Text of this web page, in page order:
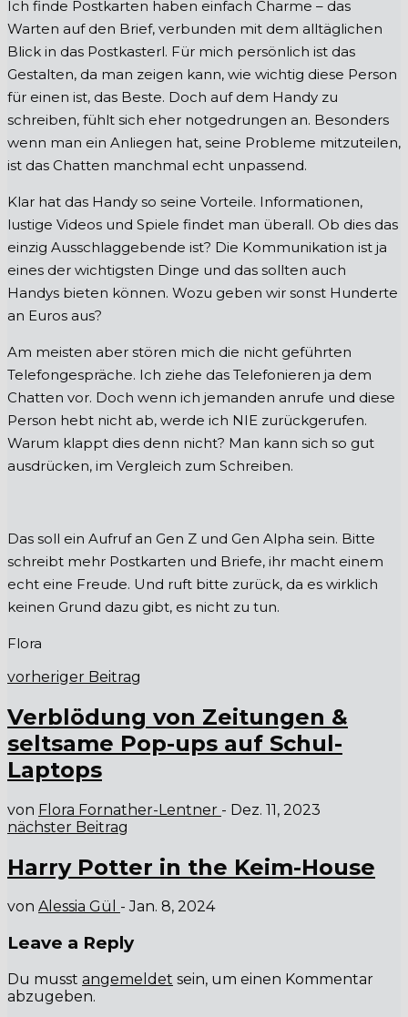
Ich finde Postkarten haben einfach Charme – das
Warten auf den Brief, verbunden mit dem alltäglichen
Blick in das Postkasterl. Für mich persönlich ist das
Gestalten, da man zeigen kann, wie wichtig diese Person
für einen ist, das Beste. Doch auf dem Handy zu
schreiben, fühlt sich eher notgedrungen an. Besonders
wenn man ein Anliegen hat, seine Probleme mitzuteilen,
ist das Chatten manchmal echt unpassend.
Klar hat das Handy so seine Vorteile. Informationen,
lustige Videos und Spiele findet man überall. Ob dies das
einzig Ausschlaggebende ist? Die Kommunikation ist ja
eines der wichtigsten Dinge und das sollten auch
Handys bieten können. Wozu geben wir sonst Hunderte
an Euros aus?
Am meisten aber stören mich die nicht geführten
Telefongespräche. Ich ziehe das Telefonieren ja dem
Chatten vor. Doch wenn ich jemanden anrufe und diese
Person hebt nicht ab, werde ich NIE zurückgerufen.
Warum klappt dies denn nicht? Man kann sich so gut
ausdrücken, im Vergleich zum Schreiben.
Das soll ein Aufruf an Gen Z und Gen Alpha sein. Bitte
schreibt mehr Postkarten und Briefe, ihr macht einem
echt eine Freude. Und ruft bitte zurück, da es wirklich
keinen Grund dazu gibt, es nicht zu tun.
Flora
vorheriger Beitrag
Verblödung von Zeitungen &
seltsame Pop-ups auf Schul-
Laptops
von Flora Fornather-Lentner - Dez. 11, 2023
nächster Beitrag
Harry Potter in the Keim-House
von Alessia Gül -Jan. 8, 2024
Leave a Reply
Du musst angemeldet sein, um einen Kommentar
abzugeben.